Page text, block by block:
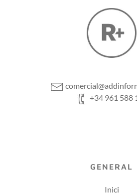
+34 961 588
GENERAL
Inici